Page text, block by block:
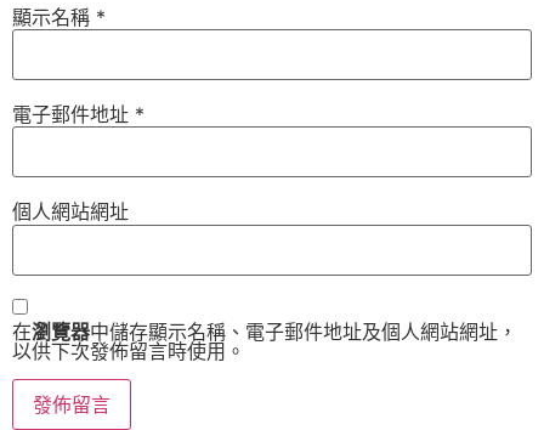
顯示名稱 *
電子郵件地址 *
個人網站網址
在瀏覽器中儲存顯示名稱、電子郵件地址及個人網站網址，
以供下次發佈留言時使用。